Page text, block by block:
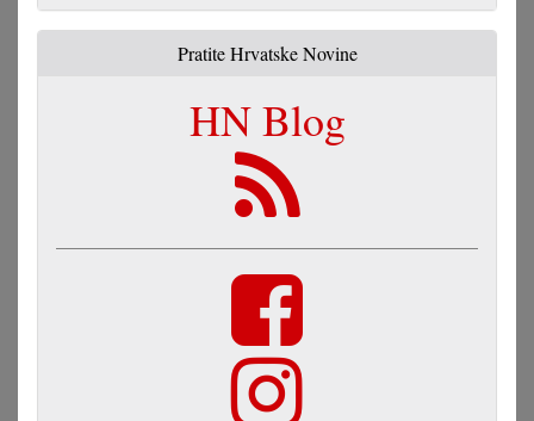
Pratite Hrvatske Novine
HN Blog